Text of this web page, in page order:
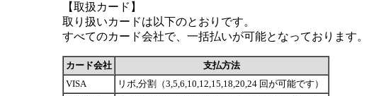
【取扱カード】
取り扱いカードは以下のとおりです。
すべてのカード会社で、一括払いが可能となっております。
カード会社
支払方法
VISA
リボ,分割（3,5,6,10,12,15,18,20,24 回が可能です）